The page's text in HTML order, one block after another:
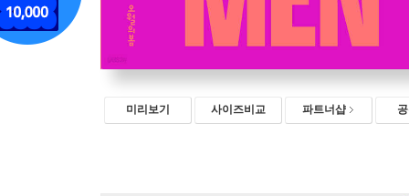
미리보기 사이즈비교 파트너샵